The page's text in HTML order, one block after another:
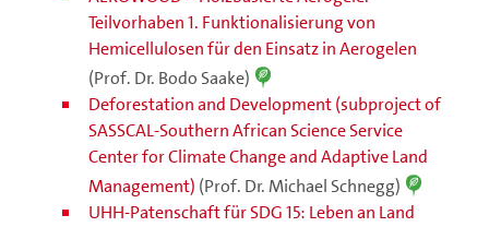
Teilvorhaben 1. Funktionalisierung von
Hemicellulosen für den Einsatz in Aerogelen
(Prof. Dr. Bodo Saake)
Deforestation and Development (subproject of
SASSCAL-Southern African Science Service
Center for Climate Change and Adaptive Land
Management) (Prof. Dr. Michael Schnegg)
UHH-Patenschaft für SDG 15: Leben an Land